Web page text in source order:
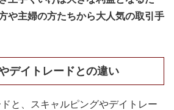
や主婦の方たちから大人気の取引手
デイトレードとの違い
と、スキャルピングやデイトレー